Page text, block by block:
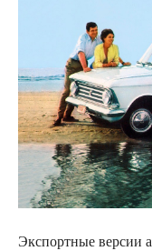
Экспортные версии